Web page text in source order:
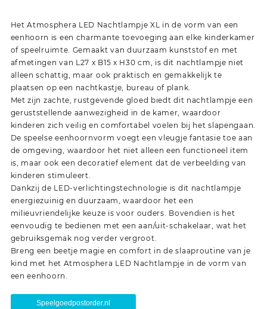
Het Atmosphera LED Nachtlampje XL in de vorm van een
eenhoorn is een charmante toevoeging aan elke kinderkamer
of speelruimte. Gemaakt van duurzaam kunststof en met
afmetingen van L27 x B15 x H30 cm, is dit nachtlampje niet
alleen schattig, maar ook praktisch en gemakkelijk te
plaatsen op een nachtkastje, bureau of plank.
Met zijn zachte, rustgevende gloed biedt dit nachtlampje een
geruststellende aanwezigheid in de kamer, waardoor
kinderen zich veilig en comfortabel voelen bij het slapengaan.
De speelse eenhoornvorm voegt een vleugje fantasie toe aan
de omgeving, waardoor het niet alleen een functioneel item
is, maar ook een decoratief element dat de verbeelding van
kinderen stimuleert.
Dankzij de LED-verlichtingstechnologie is dit nachtlampje
energiezuinig en duurzaam, waardoor het een
milieuvriendelijke keuze is voor ouders. Bovendien is het
eenvoudig te bedienen met een aan/uit-schakelaar, wat het
gebruiksgemak nog verder vergroot.
Breng een beetje magie en comfort in de slaaproutine van je
kind met het Atmosphera LED Nachtlampje in de vorm van
een eenhoorn.
Speelgoedpostorder.nl